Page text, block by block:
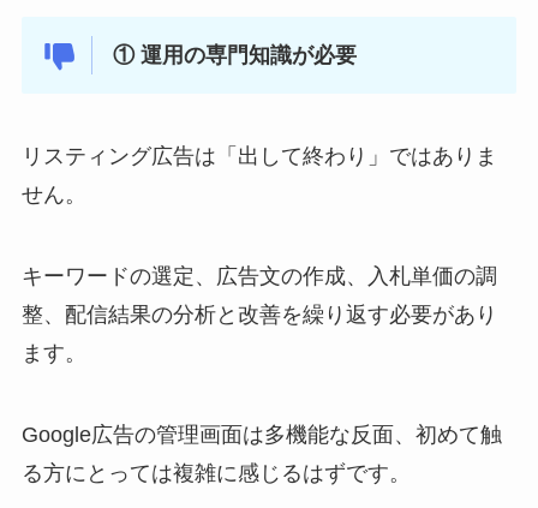
① 運用の専門知識が必要
リスティング広告は「出して終わり」ではありま
せん。
キーワードの選定、広告文の作成、入札単価の調
整、配信結果の分析と改善を繰り返す必要があり
ます。
Google広告の管理画面は多機能な反面、初めて触
る方にとっては複雑に感じるはずです。